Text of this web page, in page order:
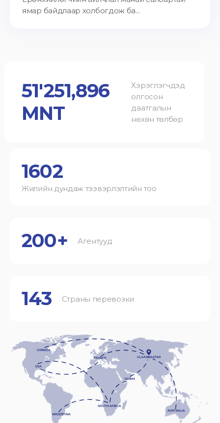
ямар байдлаар холбогдож ба...
51'251,896
MNT
Хэрэглэгчдэд
олгосон
даатгалын
нөхөн төлбөр
1602
Жилийн дундаж тээвэрлэлтийн тоо
200+ Агентууд
143 Страны перевозки